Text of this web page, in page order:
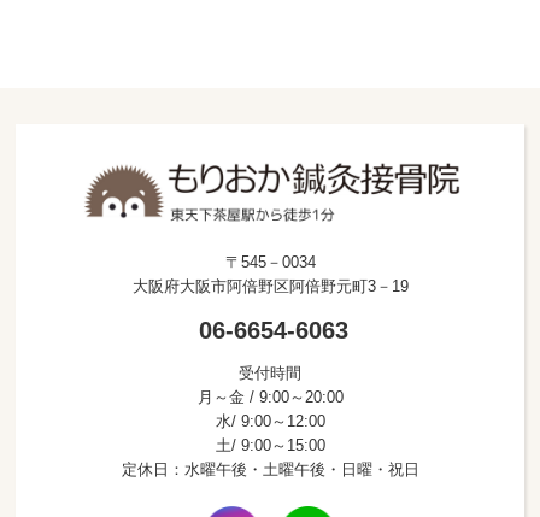
〒545－0034
大阪府大阪市阿倍野区阿倍野元町3－19
06-6654-6063
受付時間
月～金 / 9:00～20:00
水/ 9:00～12:00
土/ 9:00～15:00
定休日：水曜午後・土曜午後・日曜・祝日